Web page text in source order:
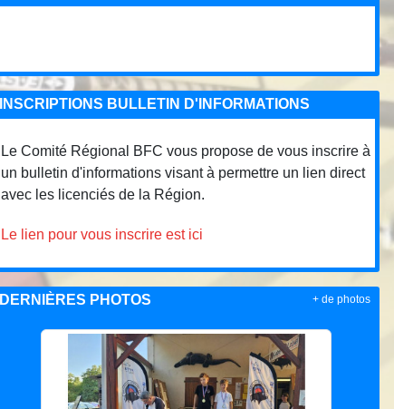
INSCRIPTIONS BULLETIN D'INFORMATIONS
Le Comité Régional BFC vous propose de vous inscrire à
un bulletin d'informations visant à permettre un lien direct
avec les licenciés de la Région.
Le lien pour vous inscrire est ici
DERNIÈRES PHOTOS + de photos